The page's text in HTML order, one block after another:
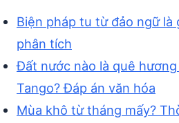
Biện pháp tu từ đảo ngữ là
phân tích
Đất nước nào là quê
Tango? Đáp án văn hóa
Mùa khô từ tháng mấy?